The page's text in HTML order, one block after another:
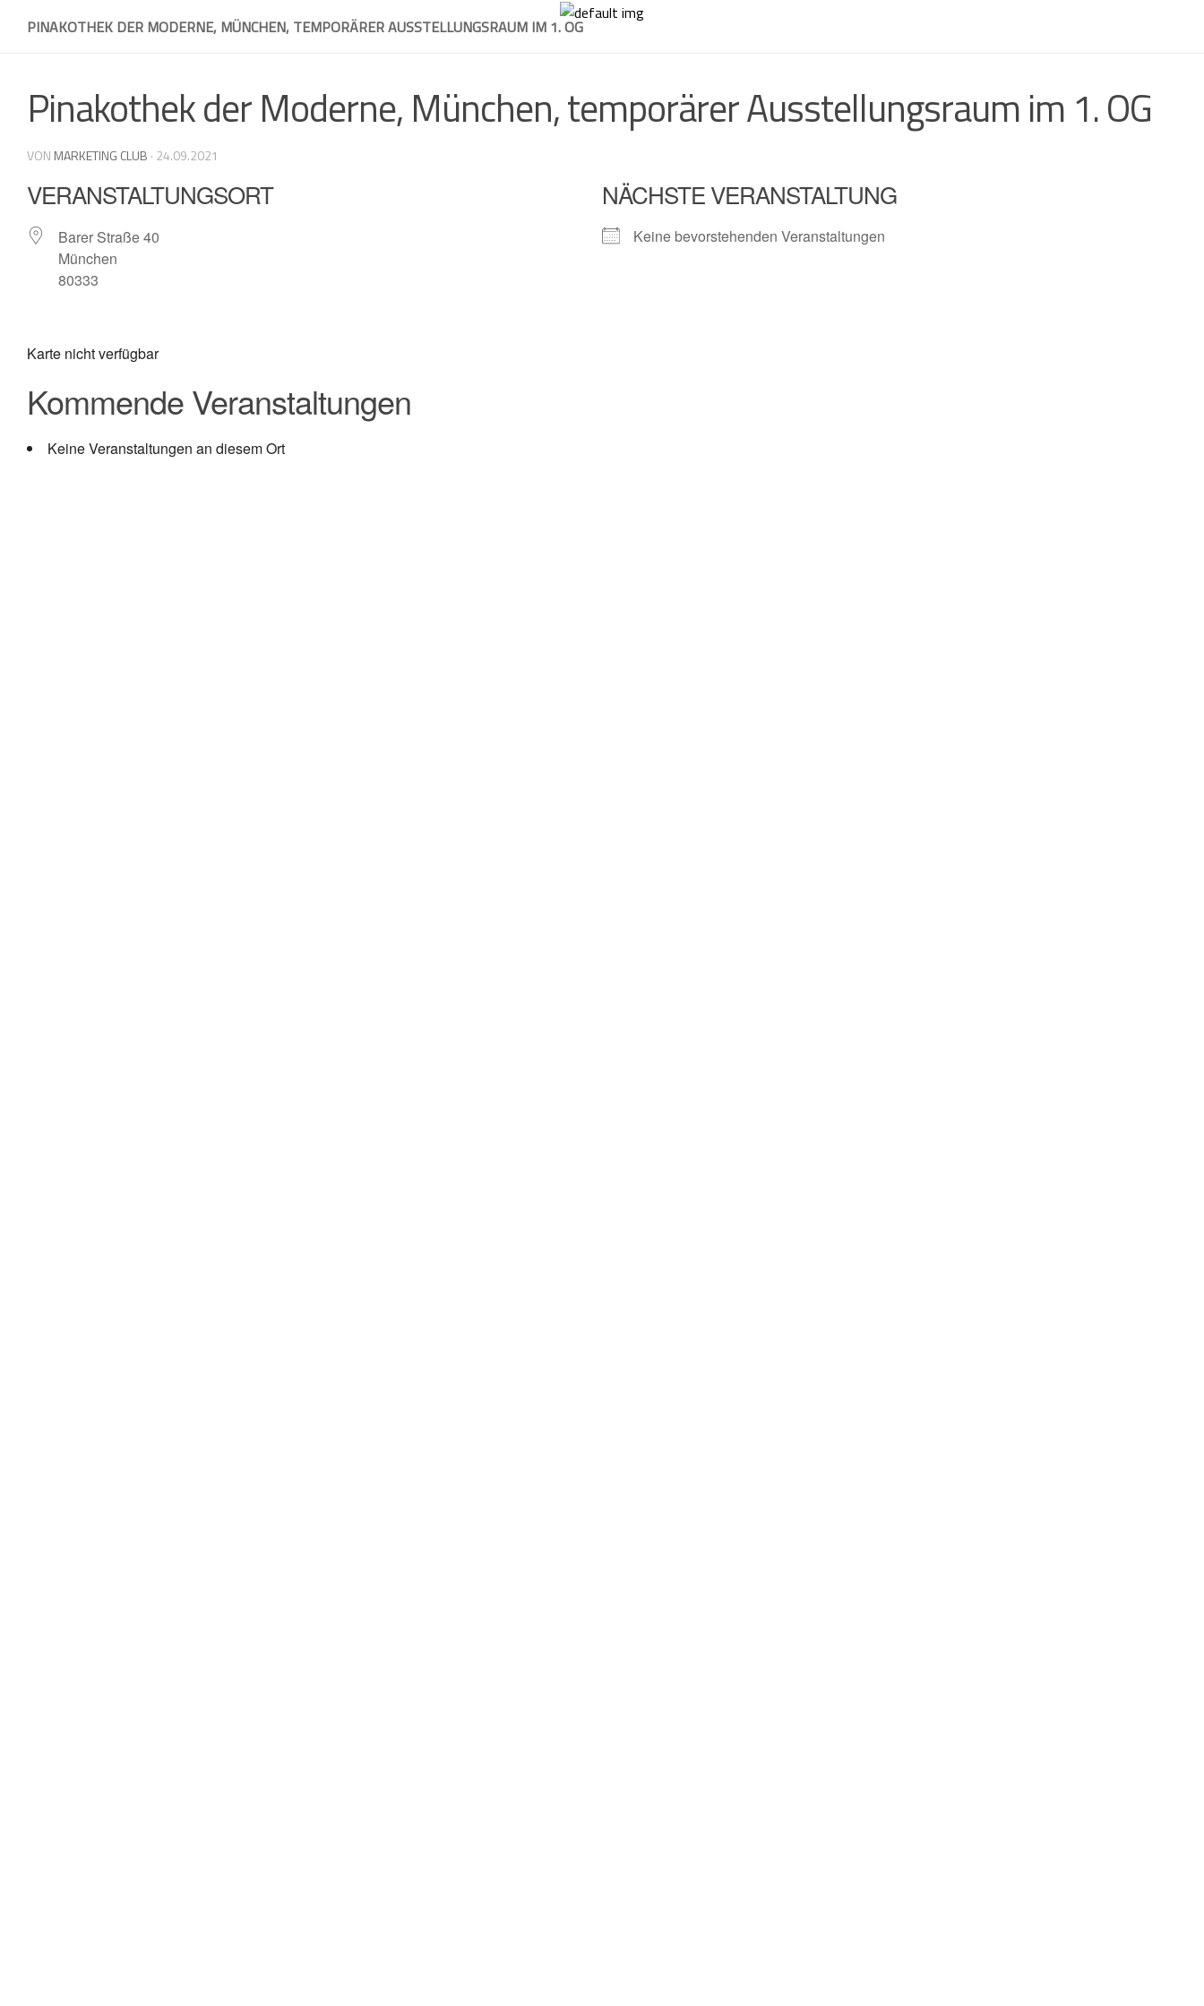
PINAKOTHEK DER MODERNE, MÜNCHEN, TEMPORÄRER AUSSTELLUNGSRAUM IM 1. OG
Pinakothek der Moderne, München, temporärer Ausstellungsraum im 1. OG
VON MARKETING CLUB · 24.09.2021
VERANSTALTUNGSORT
Barer Straße 40
München
80333
NÄCHSTE VERANSTALTUNG
Keine bevorstehenden Veranstaltungen
Karte nicht verfügbar
Kommende Veranstaltungen
Keine Veranstaltungen an diesem Ort